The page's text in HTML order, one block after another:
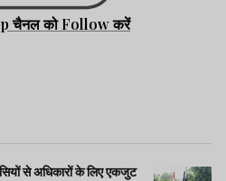
चैनल को Follow करें
से अधिकारों के लिए एकजुट